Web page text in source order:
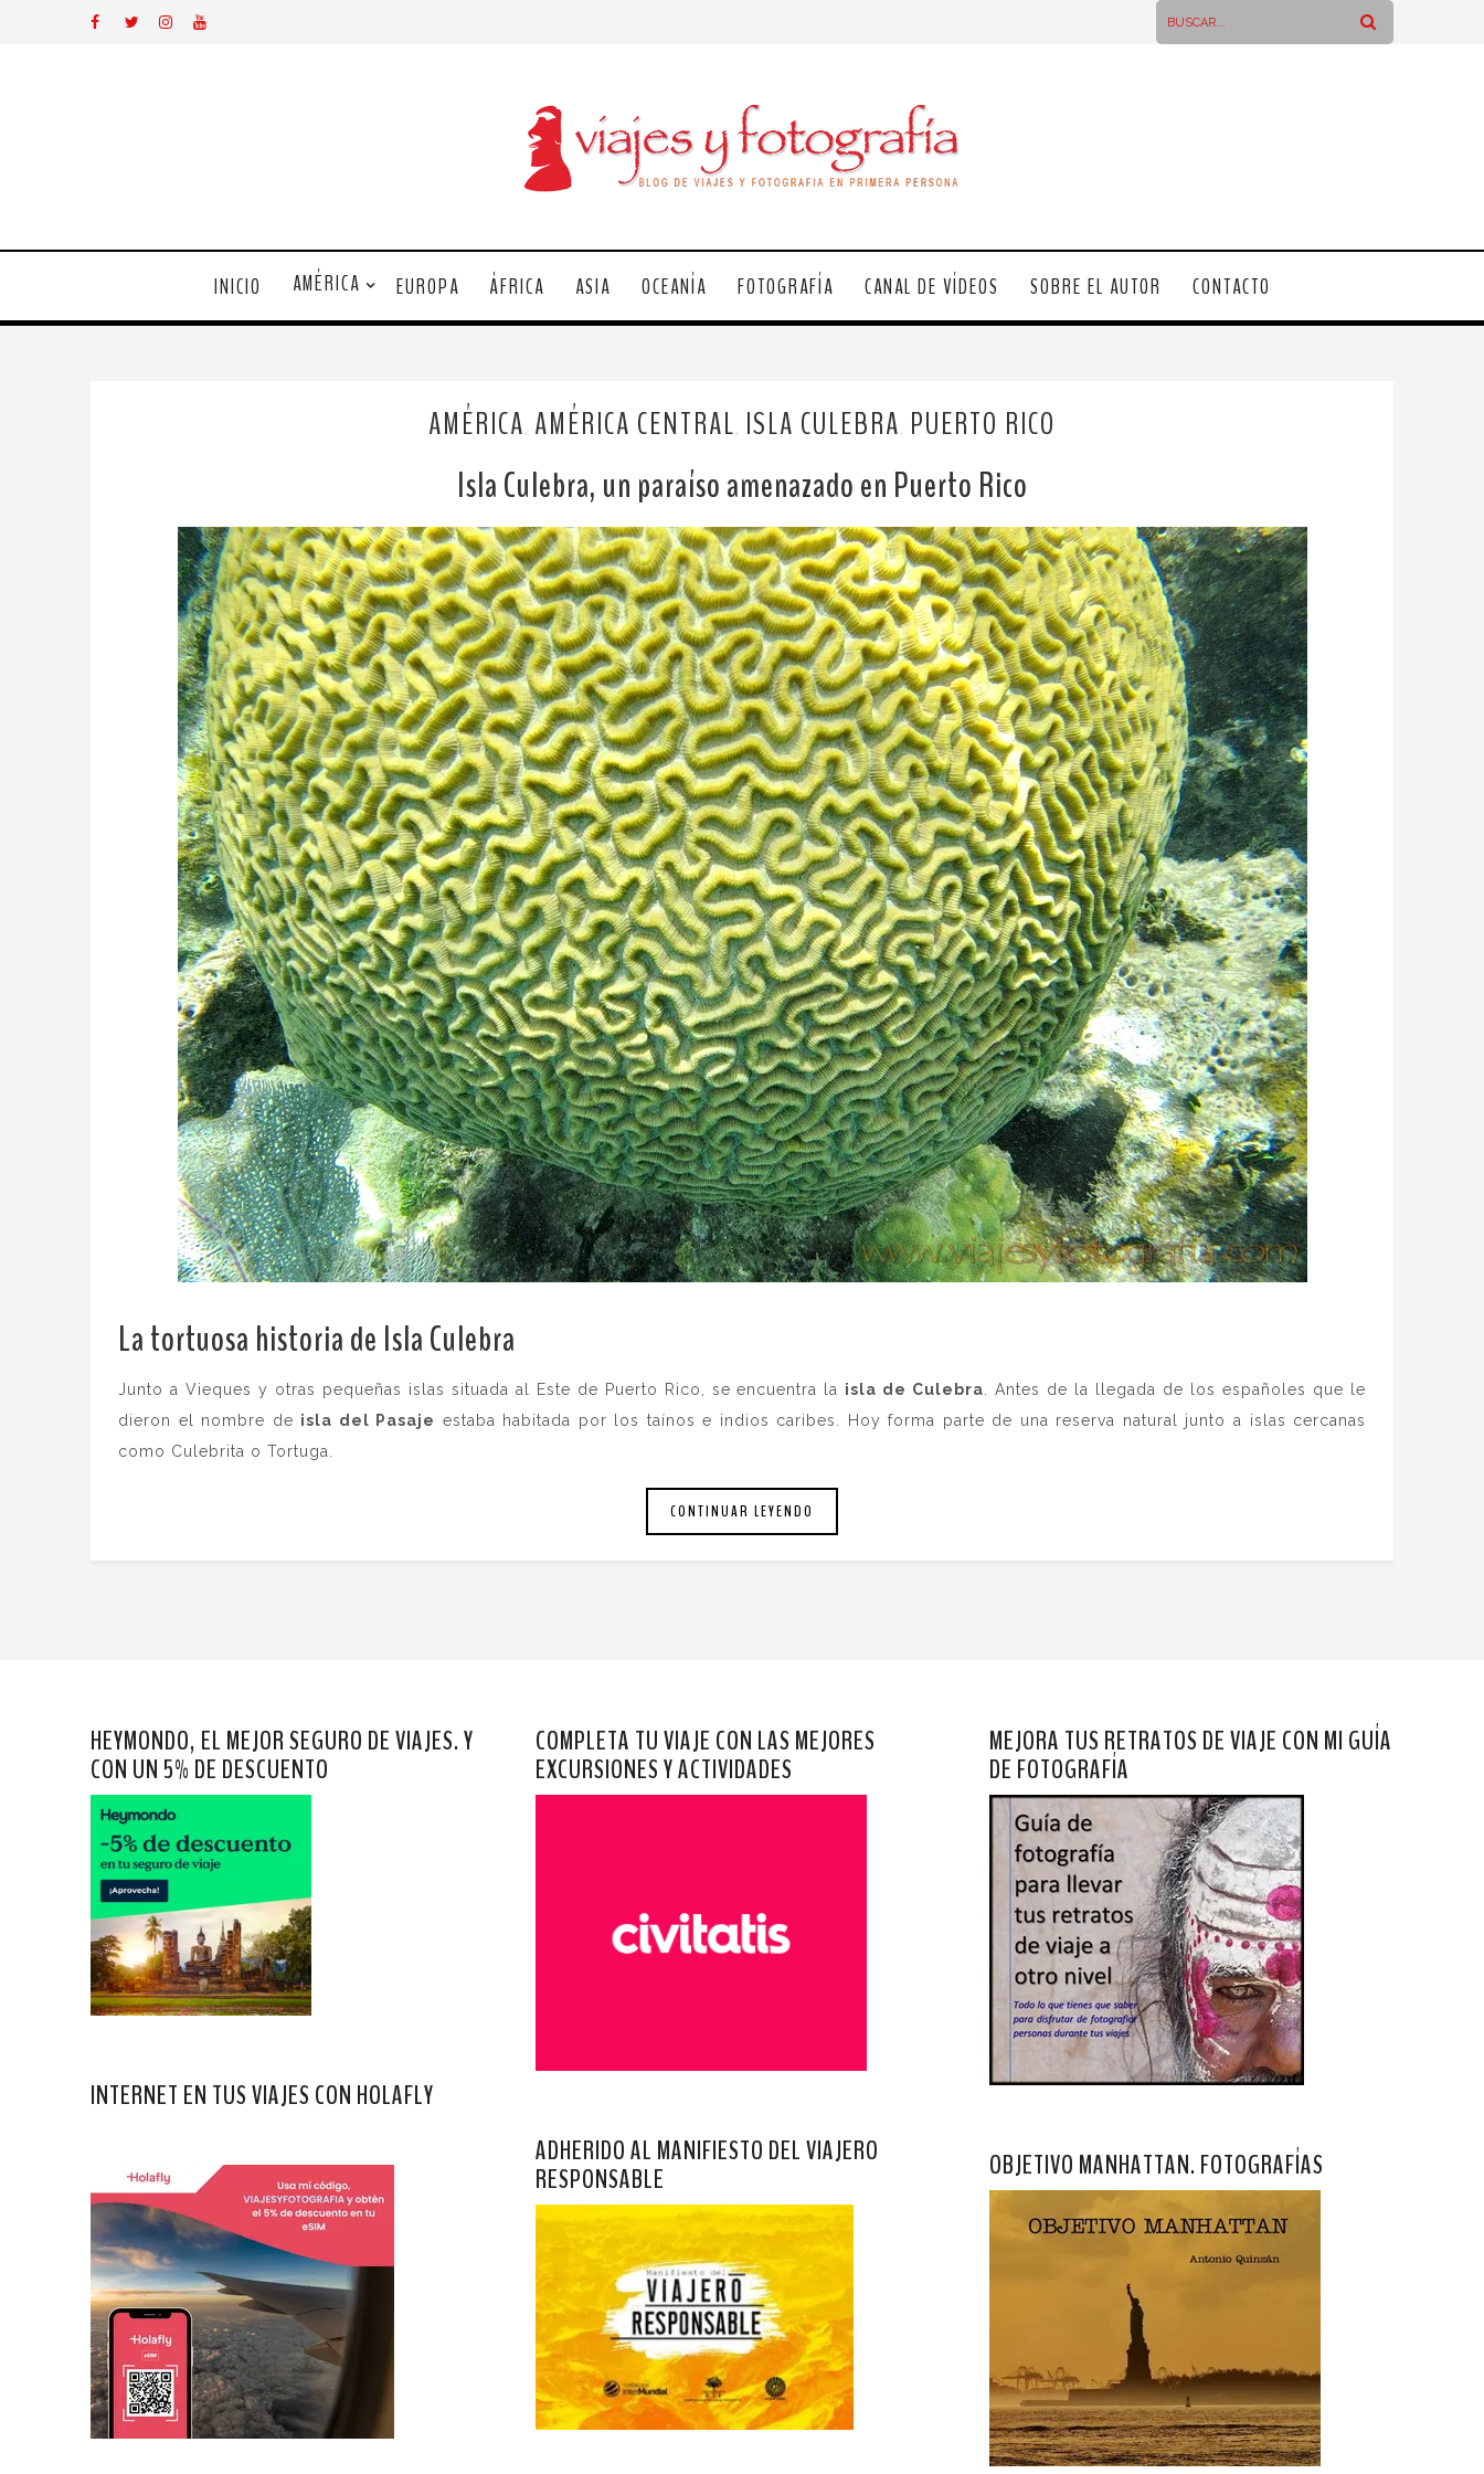
INICIO AMÉRICA EUROPA ÁFRICA ASIA OCEANÍA FOTOGRAFÍA CANAL DE VÍDEOS SOBRE EL AUTOR CONTACTO
AMÉRICA AMÉRICA CENTRAL ISLA CULEBRA PUERTO RICO
Isla Culebra, un paraíso amenazado en Puerto Rico
La tortuosa historia de Isla Culebra
Junto a Vieques y otras pequeñas islas situada al Este de Puerto Rico, se encuentra la isla de Culebra . Antes de la llegada de los españoles que le
dieron el nombre de isla del Pasaje estaba habitada por los taínos e indios caribes. Hoy forma parte de una reserva natural junto a islas cercanas
como Culebrita o Tortuga.
CONTINUAR LEYENDO
HEYMONDO, EL MEJOR SEGURO DE VIAJES. Y
CON UN 5% DE DESCUENTO
INTERNET EN TUS VIAJES CON HOLAFLY
COMPLETA TU VIAJE CON LAS MEJORES
EXCURSIONES Y ACTIVIDADES
ADHERIDO AL MANIFIESTO DEL VIAJERO
RESPONSABLE
MEJORA TUS RETRATOS DE VIAJE CON MI GUÍA
DE FOTOGRAFÍA
OBJETIVO MANHATTAN. FOTOGRAFÍAS